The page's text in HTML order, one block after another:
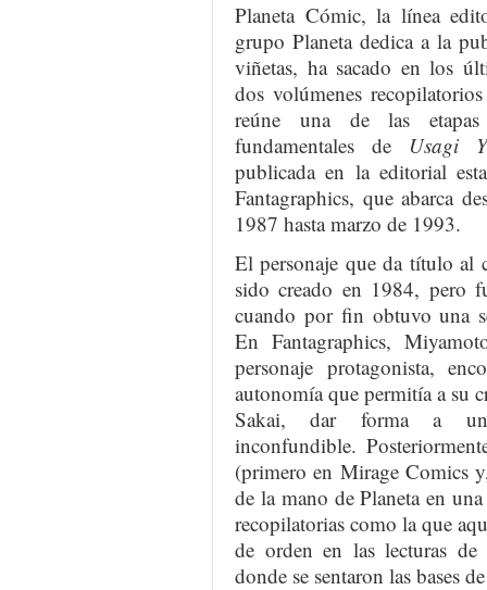
Planeta Cómic, la línea
grupo Planeta dedica a la
viñetas, ha sacado en los
dos volúmenes
reúne una de las etapas
fundamentales de Usagi
publicada en la editorial
Fantagraphics, que abarca
1987 hasta marzo de 1993.
El personaje que da título al
sido creado en 1984, pero
cuando por fin obtuvo una
En Fantagraphics,
personaje protagonista,
autonomía que permitía a su
Sakai, dar forma a un
inconfundible.
(primero en Mirage Comics
de la mano de Planeta en
recopilatorias como la que
de orden en las lecturas de
donde se sentaron las bases